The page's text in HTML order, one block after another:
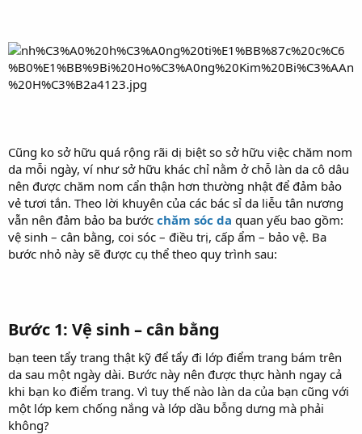
Cũng ko sở hữu quá rộng rãi dị biệt so sở hữu việc chăm nom
da mỗi ngày, ví như sở hữu khác chỉ nằm ở chỗ làn da cô dâu
nên được chăm nom cẩn thận hơn thường nhật để đảm bảo
vẻ tươi tắn. Theo lời khuyên của các bác sỉ da liễu tân nương
vẫn nên đảm bảo ba bước chăm sóc da quan yếu bao gồm:
vệ sinh – cân bằng, coi sóc – điều trị, cấp ẩm – bảo vệ. Ba
bước nhỏ này sẽ được cụ thể theo quy trình sau:
Bước 1: Vệ sinh – cân bằng
bạn teen tẩy trang thật kỹ để tẩy đi lớp điểm trang bám trên
da sau một ngày dài. Bước này nên được thực hành ngay cả
khi bạn ko điểm trang. Vì tuy thế nào làn da của bạn cũng với
một lớp kem chống nắng và lớp dầu bỗng dưng mà phải
không?